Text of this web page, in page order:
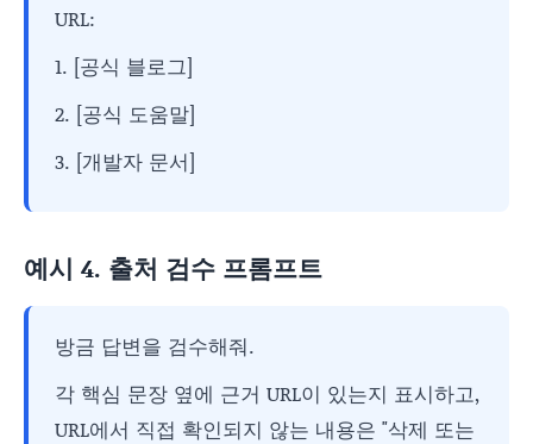
URL:
1. [공식 블로그]
2. [공식 도움말]
3. [개발자 문서]
예시 4. 출처 검수 프롬프트
방금 답변을 검수해줘.
각 핵심 문장 옆에 근거 URL이 있는지 표시하고,
URL에서 직접 확인되지 않는 내용은 "삭제 또는